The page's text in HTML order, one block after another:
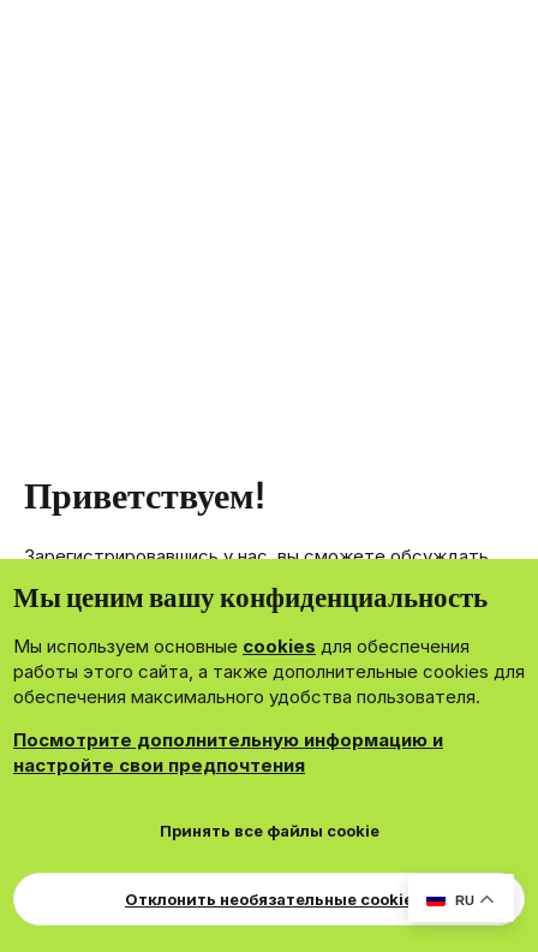
RU
Приветствуем!
Зарегистрировавшись у нас, вы сможете обсуждать,
членам нашего сообщества.
Зарегистрироваться сейчас!
DohTheme
Cookies Russian Обратная связь
Поддержка
Для правообладателей
EN Soundmain
Условия и правила
Политика конфиденциальности
Мы ценим вашу конфиденциальность
Мы используем основные cookies для обеспечения
работы этого сайта, а также дополнительные cookies для
обеспечения максимального удобства пользователя.
Посмотрите дополнительную информацию и
настройте свои предпочтения
Принять все файлы cookie
Отклонить необязательные cookie